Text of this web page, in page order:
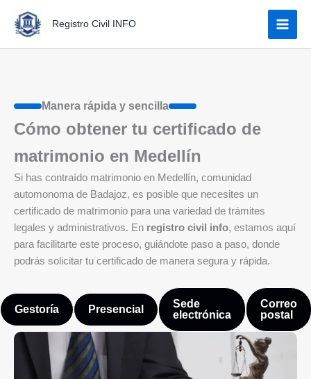
contenido
Registro Civil INFO
Manera rápida y sencilla
Cómo obtener tu certificado de
matrimonio en Medellín
Si has contraído matrimonio en Medellín, comunidad
automonoma de Badajoz, es posible que necesites un
certificado de matrimonio para una variedad de trámites
legales y administrativos. En registro civil info, estamos aquí
para facilitarte este proceso, guiándote paso a paso, donde
podrás solicitar tu certificado de manera segura y rápida.
Gestoría Presencial
Sede
electrónica
Correo
postal